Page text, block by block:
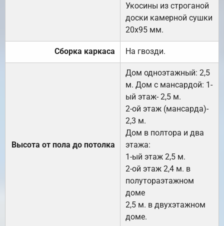
Укосины из строганой
доски камерной сушки
20х95 мм.
Сборка каркаса На гвозди.
Высота от пола до потолка
Дом одноэтажный: 2,5
м. Дом с мансардой: 1-
ый этаж- 2,5 м.
2-ой этаж (мансарда)-
2,3 м.
Дом в полтора и два
этажа:
1-ый этаж 2,5 м.
2-ой этаж 2,4 м. в
полутораэтажном
доме
2,5 м. в двухэтажном
доме.